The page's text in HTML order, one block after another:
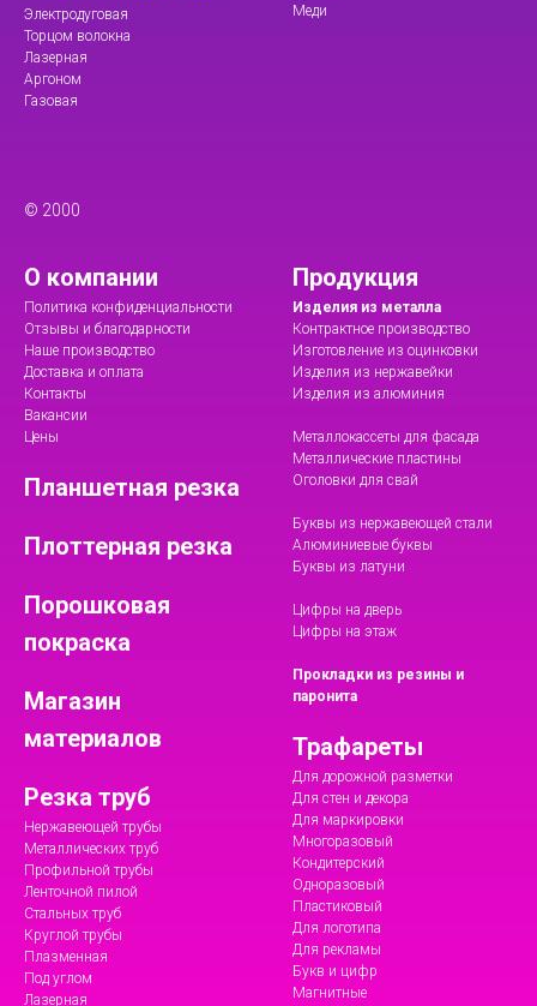
Электродуговая
Торцом волокна
Лазерная
Аргоном
Газовая
© 2000
Меди
О компании
Политика конфиденциальности
Отзывы и благодарности
Наше производство
Доставка и оплата
Контакты
Вакансии
Цены
Планшетная резка
Плоттерная резка
Порошковая
покраска
Магазин
материалов
Резка труб
Нержавеющей трубы
Металлических труб
Профильной трубы
Ленточной пилой
Стальных труб
Круглой трубы
Плазменная
Под углом
Лазерная
Продукция
Изделия из металла
Контрактное производство
Изготовление из оцинковки
Изделия из нержавейки
Изделия из алюминия
Металлокассеты для фасада
Металлические пластины
Оголовки для свай
Буквы из нержавеющей стали
Алюминиевые буквы
Буквы из латуни
Цифры на дверь
Цифры на этаж
Прокладки из резины и
паронита
Трафареты
Для дорожной разметки
Для стен и декора
Для маркировки
Многоразовый
Кондитерский
Одноразовый
Пластиковый
Для логотипа
Для рекламы
Букв и цифр
Магнитные